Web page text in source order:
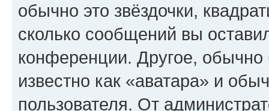
обычно это звёздочки,
сколько сообщений вы
конференции. Другое,
известно как «аватара» и
пользователя. От